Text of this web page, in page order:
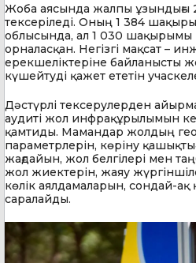
Жоба аясында жалпы
тексеріледі. Оның 1 384
облысында, ал 1 030 шақырымы
орналасқан. Негізгі мақсат –
ерекшеліктеріне байланысты
күшейтуді қажет ететін
Дәстүрлі тексерулерден
аудиті жол инфрақұрылымын
қамтиды. Мамандар жолдың
параметрлерін, көріну
жағдайын, жол белгілері мен
жол жиектерін, жаяу
көлік аялдамаларын, сондай-
саралайды.